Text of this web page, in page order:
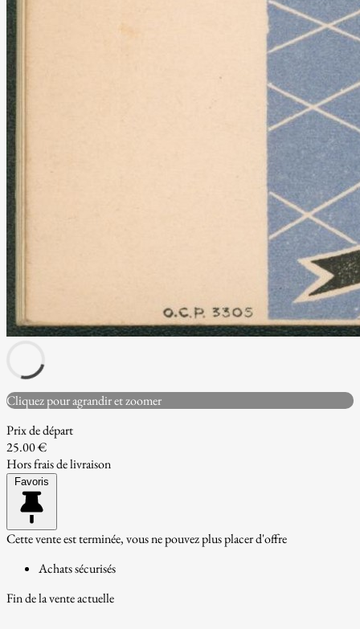
Cliquez pour agrandir et zoomer
Prix de départ
25.00 €
Hors frais de livraison
Favoris
Cette vente est terminée, vous ne pouvez plus placer d'offre
Achats sécurisés
Fin de la vente actuelle